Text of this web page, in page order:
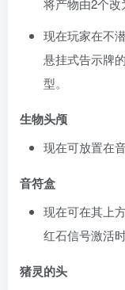
将产物由2个改
现在玩家在不
悬挂式告示牌
型。
生物头颅
现在可放置在
音符盒
现在可在其上
红石信号激活
猪灵的头